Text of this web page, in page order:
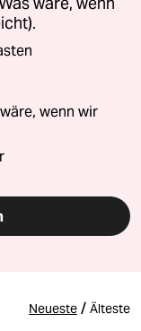
wäre, wenn
wenn wir
Neueste / Älteste